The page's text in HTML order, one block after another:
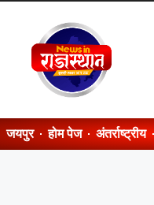
जयपुर होम पेज अंतर्राष्ट्रीय